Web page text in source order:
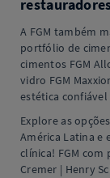
A FGM também
portfólio de
cimentos FGM
vidro FGM
estética
Explore as
América Latina e
clínica! FGM com
Cremer | Henry